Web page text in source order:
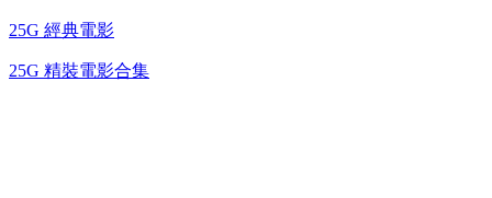
25G 經典電影
25G 精裝電影合集